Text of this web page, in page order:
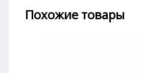
Похожие товары